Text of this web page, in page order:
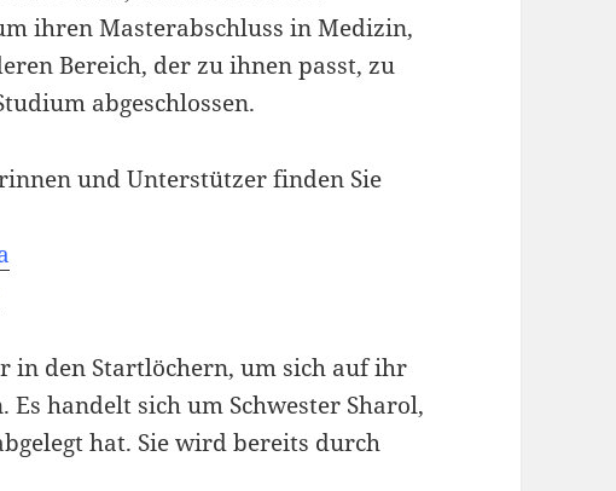
ihren Masterabschluss in Medizin,
Bereich, der zu ihnen passt, zu
abgeschlossen.
und Unterstützer finden Sie
in den Startlöchern, um sich auf ihr
handelt sich um Schwester Sharol,
hat. Sie wird bereits durch